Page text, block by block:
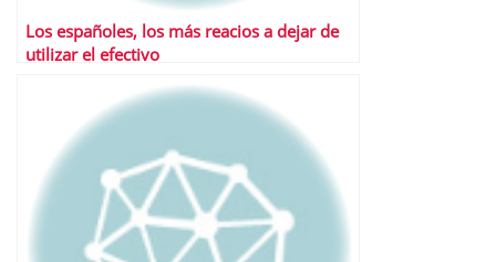
Los españoles, los más reacios a dejar de
utilizar el efectivo